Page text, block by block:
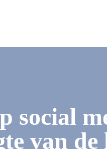
social
van de